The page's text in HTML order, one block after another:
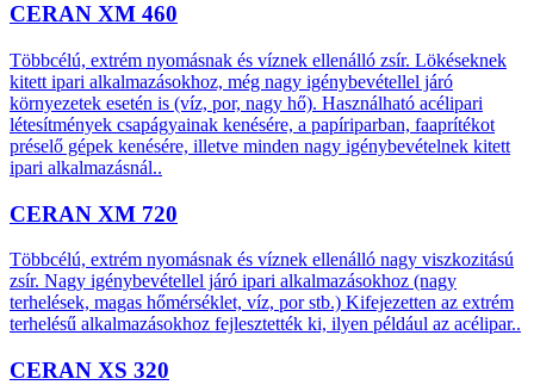
CERAN XM 460
Többcélú, extrém nyomásnak és víznek ellenálló zsír. Lökéseknek
kitett ipari alkalmazásokhoz, még nagy igénybevétellel járó
környezetek esetén is (víz, por, nagy hő). Használható acélipari
létesítmények csapágyainak kenésére, a papíriparban, faaprítékot
préselő gépek kenésére, illetve minden nagy igénybevételnek kitett
ipari alkalmazásnál..
CERAN XM 720
Többcélú, extrém nyomásnak és víznek ellenálló nagy viszkozitású
zsír. Nagy igénybevétellel járó ipari alkalmazásokhoz (nagy
terhelések, magas hőmérséklet, víz, por stb.) Kifejezetten az extrém
terhelésű alkalmazásokhoz fejlesztették ki, ilyen például az acélipar..
CERAN XS 320